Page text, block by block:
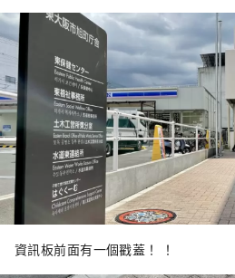
資訊板前面有一個戳蓋！ ！